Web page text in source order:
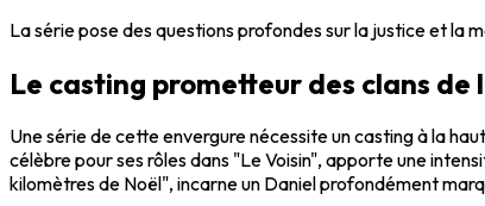
La série pose des questions profondes sur la justice et la
Le casting prometteur des clans de
Une série de cette envergure nécessite un casting à la
célèbre pour ses rôles dans "Le Voisin", apporte une
kilomètres de Noël", incarne un Daniel profondément